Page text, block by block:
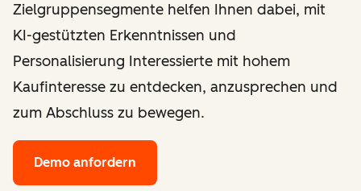
Zielgruppensegmente helfen Ihnen dabei, mit
KI-gestützten Erkenntnissen und
Personalisierung Interessierte mit hohem
Kaufinteresse zu entdecken, anzusprechen und
zum Abschluss zu bewegen.
Demo anfordern